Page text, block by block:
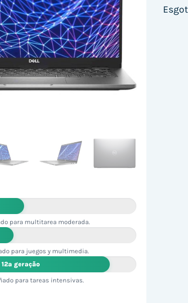
para multitarea moderada.
para juegos y multimedia.
12ª geração
para tareas intensivas.